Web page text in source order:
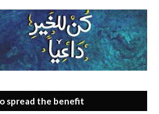
spread the benefit